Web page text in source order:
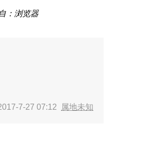
：浏览器
7-27 07:12 属地未知